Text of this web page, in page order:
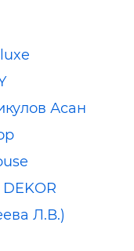
Асан
DEKOR
Л.В.)